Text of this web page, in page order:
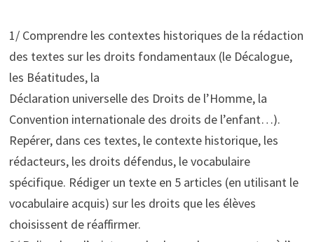
1/ Comprendre les contextes historiques de la rédaction
des textes sur les droits fondamentaux (le Décalogue,
les Béatitudes, la
Déclaration universelle des Droits de l’Homme, la
Convention internationale des droits de l’enfant…).
Repérer, dans ces textes, le contexte historique, les
rédacteurs, les droits défendus, le vocabulaire
spécifique. Rédiger un texte en 5 articles (en utilisant le
vocabulaire acquis) sur les droits que les élèves
choisissent de réaffirmer.